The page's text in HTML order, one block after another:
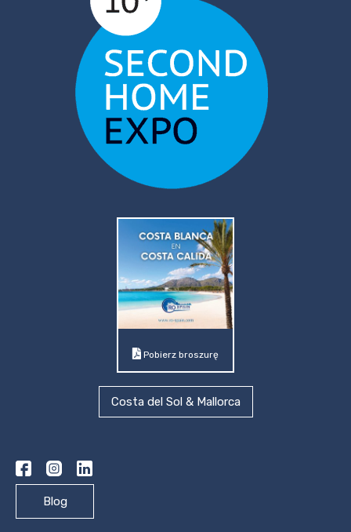
Pobierz broszurę
Costa del Sol & Mallorca
Blog